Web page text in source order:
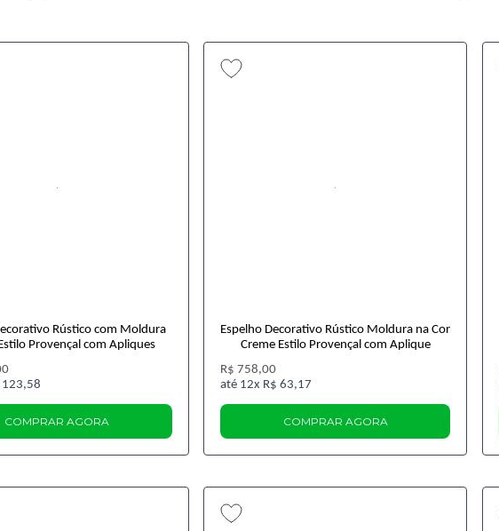
Rústico com Moldura
Provençal com Apliques
123,58
COMPRAR AGORA
Espelho Decorativo Rústico Moldura na Cor
Creme Estilo Provençal com Aplique
R$ 758,00
12x R$ 63,17
COMPRAR AGORA